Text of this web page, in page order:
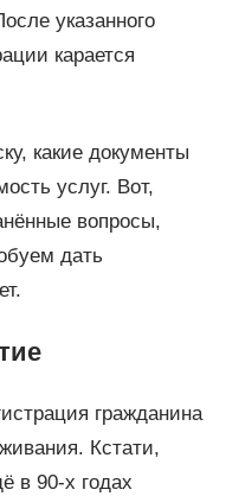
указанного
карается
какие документы
услуг. Вот,
вопросы,
дать
гражданина
Кстати,
в 90-х годах